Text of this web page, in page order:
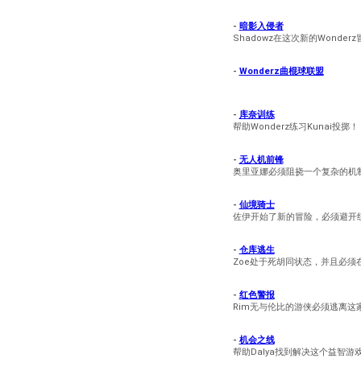
- 暗影入侵者
Shadowz在这次新的Wonderz
- Wonderz曲棍球联盟
- 库奈训练
帮助Wonderz练习Kunai投掷！
- 无人机前锋
奥里亚娜必须阻挠一个复杂的机
- 仙境骑士
佐伊开始了新的冒险，必须避开
- 仓库逃生
Zoe处于死胡同状态，并且必须
- 红色警报
Rim无与伦比的游侠必须逃离这
- 机会之线
帮助Dalya找到解决这个益智游